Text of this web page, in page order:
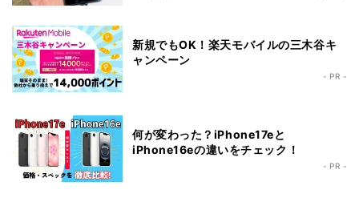
新規でもOK！楽天モバイルの三木谷キ
ャンペーン
- PR -
何が変わった？iPhone17eと
iPhone16eの違いをチェック！
- PR -